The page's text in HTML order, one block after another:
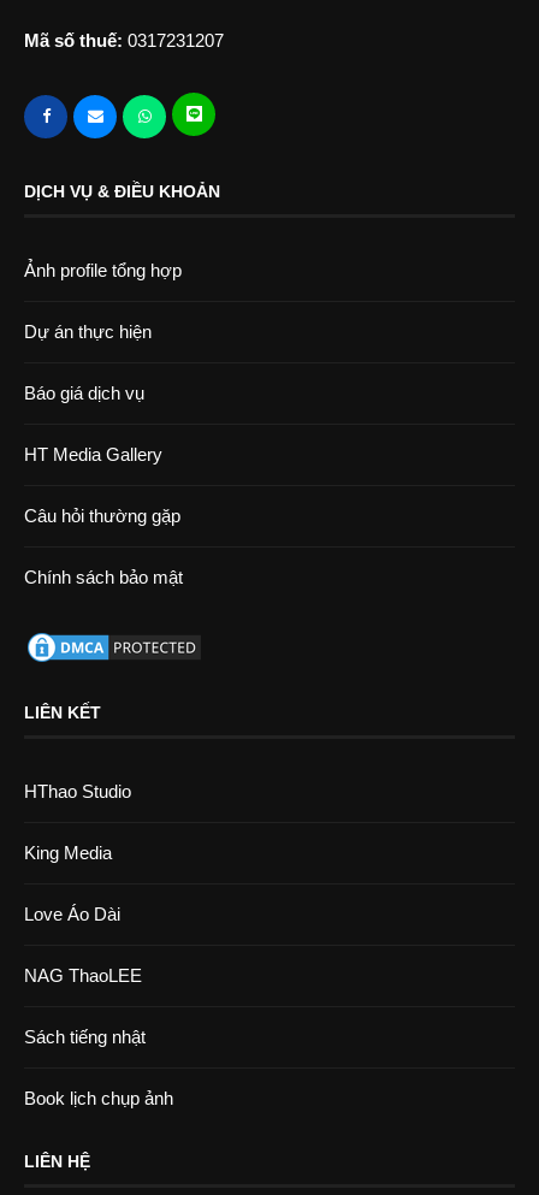
Mã số thuế: 0317231207
DỊCH VỤ & ĐIỀU KHOẢN
Ảnh profile tổng hợp
Dự án thực hiện
Báo giá dịch vụ
HT Media Gallery
Câu hỏi thường gặp
Chính sách bảo mật
LIÊN KẾT
HThao Studio
King Media
Love Áo Dài
NAG ThaoLEE
Sách tiếng nhật
Book lịch chụp ảnh
LIÊN HỆ